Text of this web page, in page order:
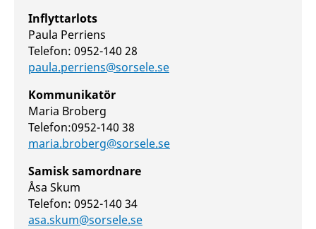
Inflyttarlots
Paula Perriens
Telefon: 0952-140 28
paula.perriens@sorsele.se
Kommunikatör
Maria Broberg
Telefon:0952-140 38
maria.broberg@sorsele.se
Samisk samordnare
Åsa Skum
Telefon: 0952-140 34
asa.skum@sorsele.se